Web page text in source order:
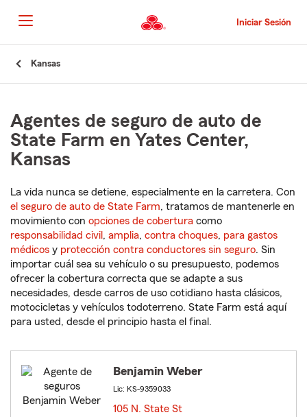
al
contenido
principal
Iniciar Sesión
Kansas
Agentes de seguro de auto de
State Farm en Yates Center,
Kansas
La vida nunca se detiene, especialmente en la carretera. Con
el seguro de auto de State Farm, tratamos de mantenerle en
movimiento con opciones de cobertura como
responsabilidad civil , amplia, contra choques, para gastos
médicos y protección contra conductores sin seguro. Sin
importar cuál sea su vehículo o su presupuesto, podemos
ofrecer la cobertura correcta que se adapte a sus
necesidades, desde carros de uso cotidiano hasta clásicos,
motocicletas y vehículos todoterreno. State Farm está aquí
para usted, desde el principio hasta el final.
Benjamin Weber
Lic: KS-9359033
105 N. State St